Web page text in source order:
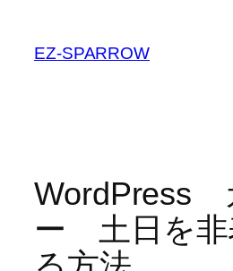
EZ-SPARROW
WordPress
ー 土日を非